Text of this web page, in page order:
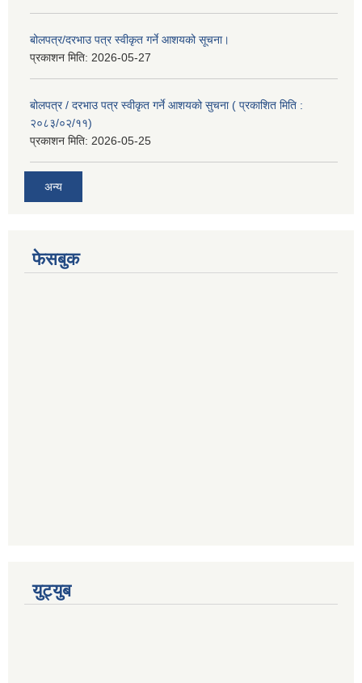
बोलपत्र/दरभाउ पत्र स्वीकृत गर्ने आशयको सूचना।
प्रकाशन मिति: 2026-05-27
बोलपत्र / दरभाउ पत्र स्वीकृत गर्ने आशयको सुचना ( प्रकाशित मिति :
२०८३/०२/११)
प्रकाशन मिति: 2026-05-25
अन्य
फेसबुक
युट्युब